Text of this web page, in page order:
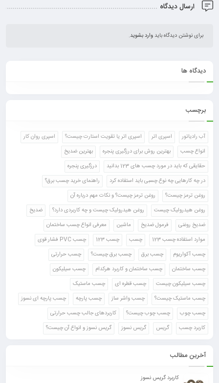
ارسال دیدگاه
برای نوشتن دیدگاه باید وارد بشوید.
دیدگاه ها
برچسب
آب رادیاتور اسپری اتر اسپری اتر یا تقویت استارت چیست؟
اسپری روان کار
انواع چسب
بهترین روش برای درزگیری پنجره
بهترین ضدیخ
حقایقی که باید در مورد چسب های 123 بدانید
درزگیری پنجره
در چه کارهایی چه نوع چسبی باید استفاده کرد
راهنمای خرید چسب برق؟
روغن ترمز چیست؟
روغن ترمز چیست؟ و نکات مهم درباره آن
روغن هیدرولیک چیست
روغن هیدرولیک چیست و چه کاربردی دارد؟
ضدیخ
ضدیخ روغنی
فرمول ضدیخ ماشین
معرفی انواع چسب ساختمان
موارد استفاده چسب 123
چسب چسب 123
چسب PVC فشار قوی
چسب آکواریوم
چسب برق چسب برق چیست؟
چسب حرارتی
چسب ساختمان
چسب ساختمان و کاربرد هرکدام
چسب سیلیکون
چسب سیلیکون چیست
چسب قطره ای
چسب ماستیک
چسب ماستیک چیست؟
چسب واشر ساز چسب پارچه
چسب پارچه ای نسوز
چسب چوب
چسب چوب چیست؟
کاربردهای جالب چسب حرارتی
کاربرد چسب
گریس گریس نسوز گریس نسوز و انواع آن چیست؟
آخرین مطالب
کاربرد گریس نسوز